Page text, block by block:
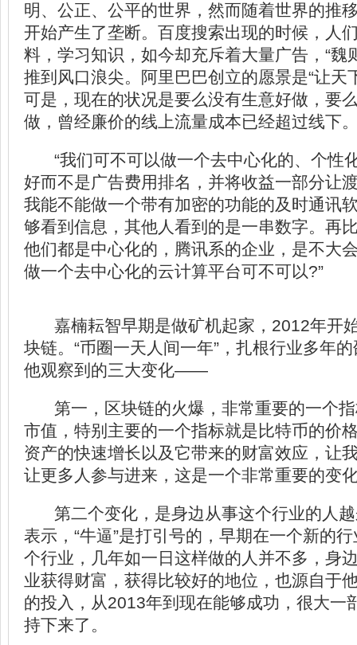
明、公正、公平的世界，然而随着世界的推
开始产生了垄断。百度搜索出现的时候，人
料，学习知识，如今却充斥着大量广告，“魏
推到风口浪尖。阿里巴巴创立的愿景是“让天
可是，现在的状况是要么没有生意好做，要
做，曾经廉价的线上流量成本已经超过线下
“我们可不可以做一个去中心化的、个性
好而不是广告费用排名，并将收益一部分让
我能不能做一个带有加密的功能的及时通讯
够看到信息，其他人看到的是一串数字。再
他们都是中心化的，腾讯系的企业，是不大
做一个去中心化的云计算平台可不可以?”
嘉楠耘智早期是做矿机起家，2012年开
块链。“币圈一天人间一年”，扎根行业多年
他观察到的三大变化——
第一，区块链的火爆，非常重要的一个
市值，特别主要的一个指标就是比特币的价
资产的快速增长以及它带来的财富效应，让
让更多人参与进来，这是一个非常重要的变
第二个变化，是身边从事这个行业的人越
表示，“牛逼”是打引号的，早期在一个新的
个行业，几年如一日这样做的人并不多，身
业获得财富，获得比较好的地位，也源自于
的投入，从2013年到现在能够成功，很大一
持下来了。